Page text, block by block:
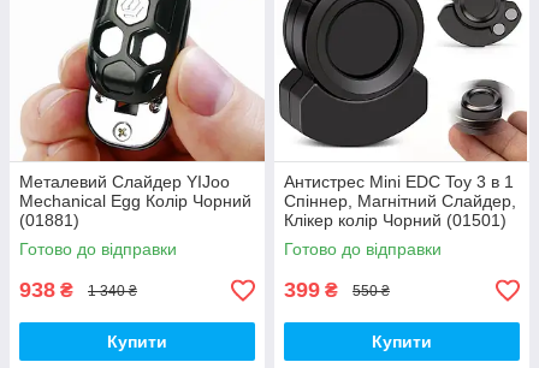
Металевий Слайдер YIJoo
Mechanical Egg Колір Чорний
(01881)
Готово до відправки
938 ₴ 1 340 ₴
Купити
Антистрес Mini EDC Toy 3 в 1
Спіннер, Магнітний Слайдер,
Клікер колір Чорний (01501)
Готово до відправки
399 ₴ 550 ₴
Купити